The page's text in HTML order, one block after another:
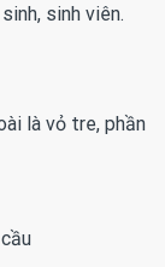
sinh viên.
là vỏ tre, phần